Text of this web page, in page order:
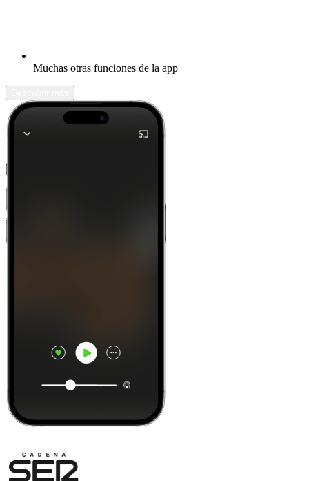
Muchas otras funciones de la app